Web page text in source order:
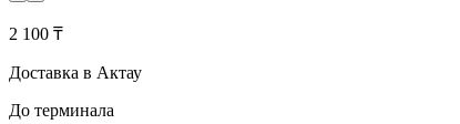
2 100 ₸
Доставка в Актау
До терминала